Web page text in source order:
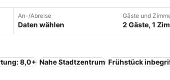
An-/Abreise
Daten wählen
Gäste und
2 Gäste, 1
8,0+ Nahe Stadtzentrum Frühstück